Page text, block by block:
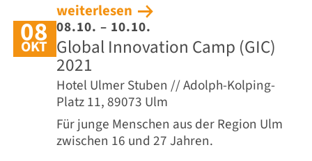
weiterlesen
08
OKT
08.10. – 10.10.
Global Innovation Camp (GIC)
2021
Hotel Ulmer Stuben // Adolph-Kolping-
Platz 11, 89073 Ulm
Für junge Menschen aus der Region Ulm
zwischen 16 und 27 Jahren.